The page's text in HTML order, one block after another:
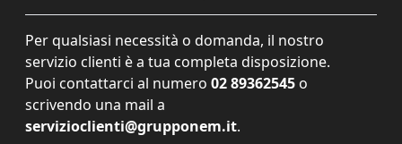
Per qualsiasi necessità o domanda, il nostro
servizio clienti è a tua completa disposizione.
Puoi contattarci al numero 02 89362545 o
scrivendo una mail a
servizioclienti@grupponem.it.